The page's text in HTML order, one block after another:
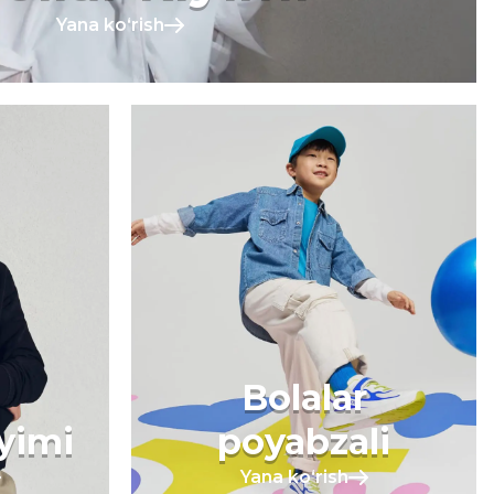
Yana koʻrish
Bolalar
poyabzali
Yana koʻrish